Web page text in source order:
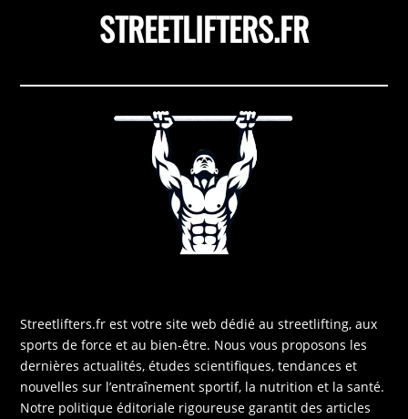
STREETLIFTERS.FR
Streetlifters.fr est votre site web dédié au streetlifting, aux
sports de force et au bien-être. Nous vous proposons les
dernières actualités, études scientifiques, tendances et
nouvelles sur l’entraînement sportif, la nutrition et la santé.
Notre politique éditoriale rigoureuse garantit des articles